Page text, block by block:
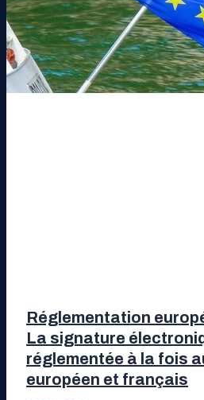
Réglementation
La signature
réglementée à la fois
européen et français